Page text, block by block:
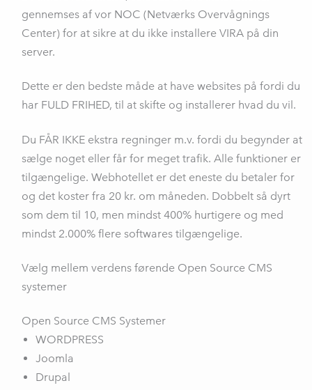
gennemses af vor NOC (Netværks Overvågnings
Center) for at sikre at du ikke installere VIRA på din
server.
Dette er den bedste måde at have websites på fordi du
har FULD FRIHED, til at skifte og installerer hvad du vil.
Du FÅR IKKE ekstra regninger m.v. fordi du begynder at
sælge noget eller får for meget trafik. Alle funktioner er
tilgængelige. Webhotellet er det eneste du betaler for
og det koster fra 20 kr. om måneden. Dobbelt så dyrt
som dem til 10, men mindst 400% hurtigere og med
mindst 2.000% flere softwares tilgængelige.
Vælg mellem verdens førende Open Source CMS
systemer
Open Source CMS Systemer
WORDPRESS
Joomla
Drupal